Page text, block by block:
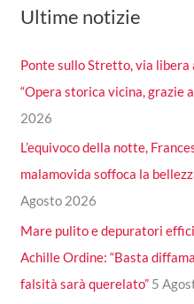
Ultime notizie
Ponte sullo Stretto, via libera
“Opera storica vicina, grazie
2026
L’equivoco della notte,
malamovida soffoca la
Agosto 2026
Mare pulito e depuratori
Achille Ordine: “Basta
falsità sarà querelato” 5